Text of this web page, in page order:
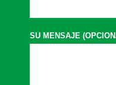
SU MENSAJE